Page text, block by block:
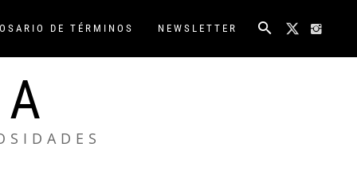
DE TÉRMINOS NEWSLETTER